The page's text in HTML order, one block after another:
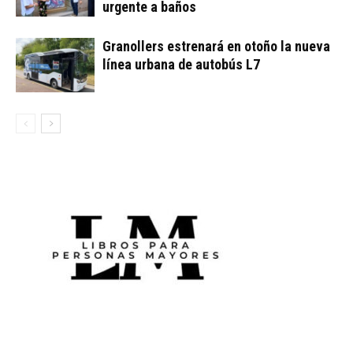
urgente a baños
Granollers estrenará en otoño la nueva
línea urbana de autobús L7